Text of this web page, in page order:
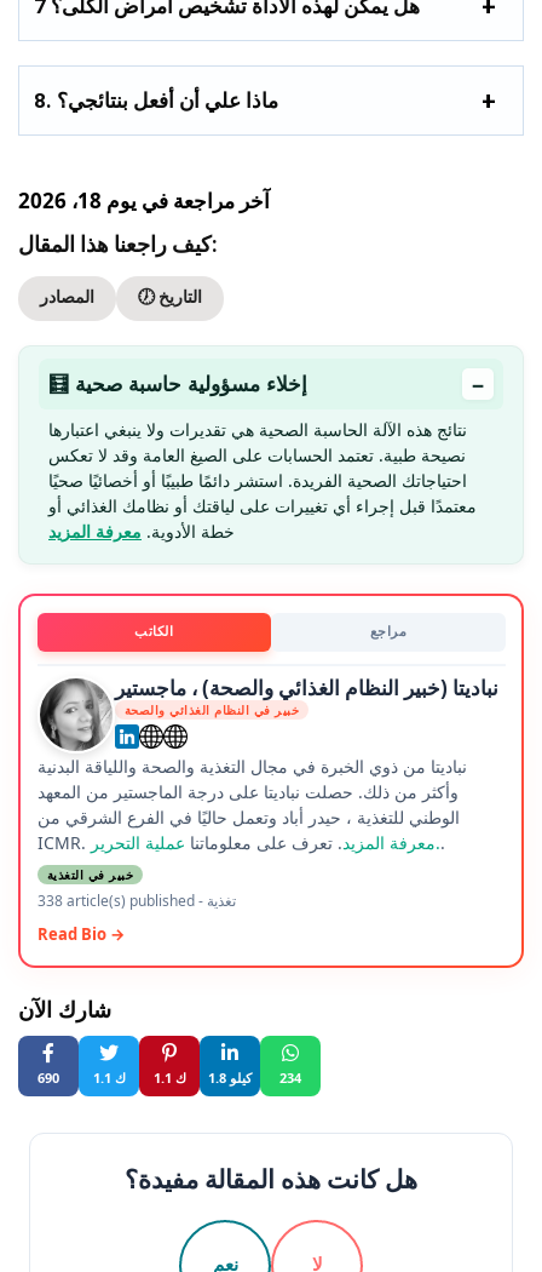
7 هل يمكن لهذه الأداة تشخيص أمراض الكلى؟
8. ماذا علي أن أفعل بنتائجي؟
آخر مراجعة في يوم 18، 2026
كيف راجعنا هذا المقال:
المصادر 🕖 التاريخ
🧮 إخلاء مسؤولية حاسبة صحية −
نتائج هذه الآلة الحاسبة الصحية هي تقديرات ولا ينبغي اعتبارها
نصيحة طبية. تعتمد الحسابات على الصيغ العامة وقد لا تعكس
احتياجاتك الصحية الفريدة. استشر دائمًا طبيبًا أو أخصائيًا صحيًا
معتمدًا قبل إجراء أي تغييرات على لياقتك أو نظامك الغذائي أو
خطة الأدوية. معرفة المزيد
الكاتب مراجع
نباديتا (خبير النظام الغذائي والصحة) ، ماجستير
خبير في النظام الغذائي والصحة
نباديتا من ذوي الخبرة في مجال التغذية والصحة واللياقة البدنية
وأكثر من ذلك. حصلت نباديتا على درجة الماجستير من المعهد
الوطني للتغذية ، حيدر أباد وتعمل حاليًا في الفرع الشرقي من
ICMR.
معرفة المزيد. تعرف على معلوماتنا عملية التحرير..
خبير في التغذية
338 article(s) published- تغذية
Read Bio →
شارك الآن
690 1.1 ك 1.1 ك 1.8 كيلو 234
هل كانت هذه المقالة مفيدة؟
نعم لا